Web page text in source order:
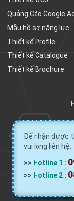
Quảng Cáo Google
Mẫu hồ sơ năng lực
Thiết kế Profile
Thiết kế Catalogue
Thiết kế Brochure
Để nhận được
vui lòng liên hệ:
>> Hotline 1 :
>> Hotline 2 :